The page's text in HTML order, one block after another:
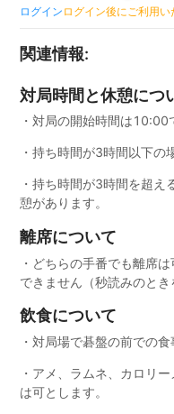
ログイン ログイン後にご利用い
関連情報:
対局時間と休憩につ
・対局の開始時間は10:00
・持ち時間が3時間以下の
・持ち時間が3時間を超
憩があります。
離席について
・どちらの手番でも離席
できません（秒読みのとき
飲食について
・対局場で碁盤の前での
・アメ、ラムネ、カロリ
は可とします。